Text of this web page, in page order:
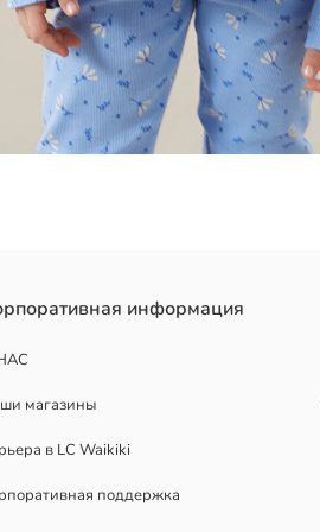
информация
магазины
в LC Waikiki
поддержка